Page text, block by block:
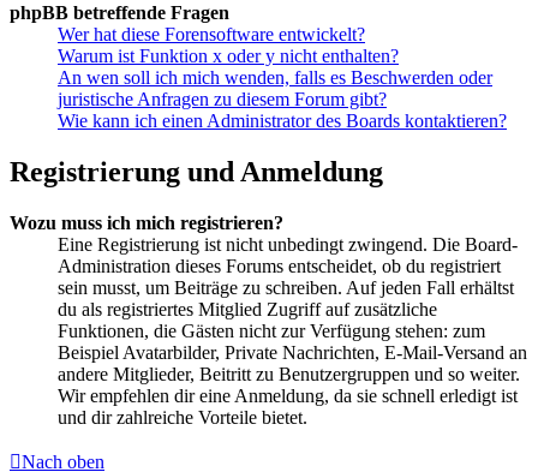
phpBB betreffende Fragen
Wer hat diese Forensoftware entwickelt?
Warum ist Funktion x oder y nicht enthalten?
An wen soll ich mich wenden, falls es Beschwerden oder
juristische Anfragen zu diesem Forum gibt?
Wie kann ich einen Administrator des Boards kontaktieren?
Registrierung und Anmeldung
Wozu muss ich mich registrieren?
Eine Registrierung ist nicht unbedingt zwingend. Die Board-
Administration dieses Forums entscheidet, ob du registriert
sein musst, um Beiträge zu schreiben. Auf jeden Fall erhältst
du als registriertes Mitglied Zugriff auf zusätzliche
Funktionen, die Gästen nicht zur Verfügung stehen: zum
Beispiel Avatarbilder, Private Nachrichten, E-Mail-Versand an
andere Mitglieder, Beitritt zu Benutzergruppen und so weiter.
Wir empfehlen dir eine Anmeldung, da sie schnell erledigt ist
und dir zahlreiche Vorteile bietet.
Nach oben